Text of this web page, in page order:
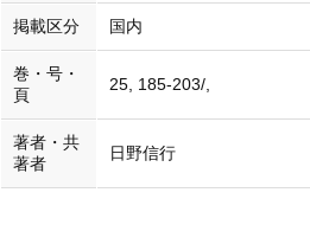
掲載区分 国内
巻・号・
頁
25, 185-203/,
著者・共
著者
日野信行